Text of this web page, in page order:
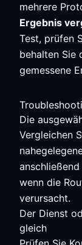
mehrere
Ergebnis
Test, prüfen
behalten Sie
gemessene
Die
Vergleichen
wenn die
verursacht.
Der Dienst
gleich